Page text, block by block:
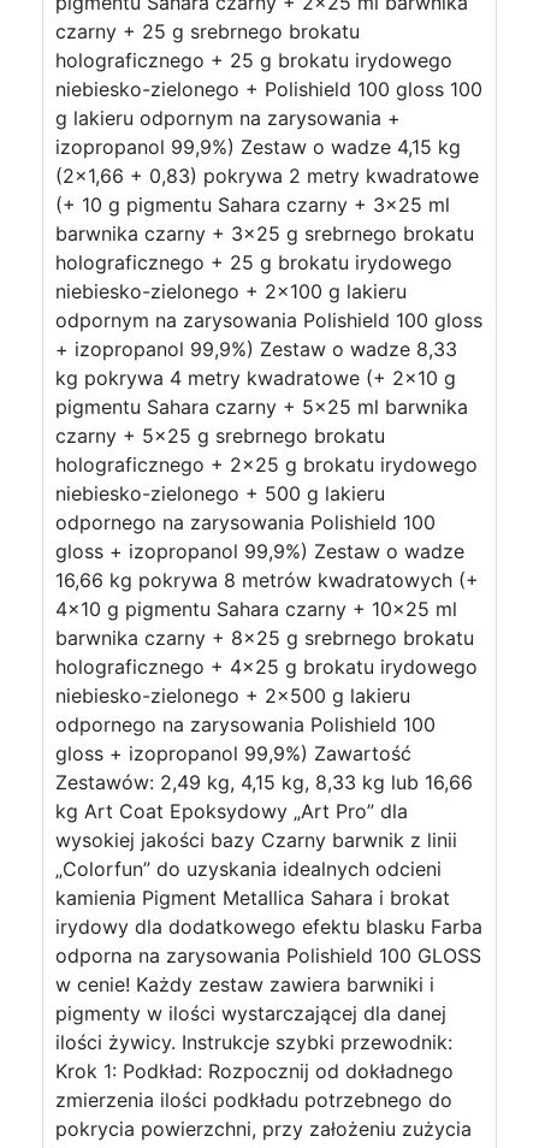
czarny + 25 g srebrnego brokatu
holograficznego + 25 g brokatu irydowego
niebiesko-zielonego + Polishield 100 gloss 100
g lakieru odpornym na zarysowania +
izopropanol 99,9%) Zestaw o wadze 4,15 kg
(2×1,66 + 0,83) pokrywa 2 metry kwadratowe
(+ 10 g pigmentu Sahara czarny + 3×25 ml
barwnika czarny + 3×25 g srebrnego brokatu
holograficznego + 25 g brokatu irydowego
niebiesko-zielonego + 2×100 g lakieru
odpornym na zarysowania Polishield 100 gloss
+ izopropanol 99,9%) Zestaw o wadze 8,33
kg pokrywa 4 metry kwadratowe (+ 2×10 g
pigmentu Sahara czarny + 5×25 ml barwnika
czarny + 5×25 g srebrnego brokatu
holograficznego + 2×25 g brokatu irydowego
niebiesko-zielonego + 500 g lakieru
odpornego na zarysowania Polishield 100
gloss + izopropanol 99,9%) Zestaw o wadze
16,66 kg pokrywa 8 metrów kwadratowych (+
4×10 g pigmentu Sahara czarny + 10×25 ml
barwnika czarny + 8×25 g srebrnego brokatu
holograficznego + 4×25 g brokatu irydowego
niebiesko-zielonego + 2×500 g lakieru
odpornego na zarysowania Polishield 100
gloss + izopropanol 99,9%) Zawartość
Zestawów: 2,49 kg, 4,15 kg, 8,33 kg lub 16,66
kg Art Coat Epoksydowy „Art Pro” dla
wysokiej jakości bazy Czarny barwnik z linii
„Colorfun” do uzyskania idealnych odcieni
kamienia Pigment Metallica Sahara i brokat
irydowy dla dodatkowego efektu blasku Farba
odporna na zarysowania Polishield 100 GLOSS
w cenie! Każdy zestaw zawiera barwniki i
pigmenty w ilości wystarczającej dla danej
ilości żywicy. Instrukcje szybki przewodnik:
Krok 1: Podkład: Rozpocznij od dokładnego
zmierzenia ilości podkładu potrzebnego do
pokrycia powierzchni, przy założeniu zużycia